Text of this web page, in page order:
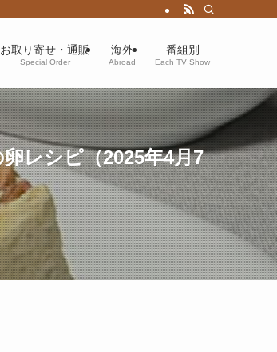
お取り寄せ・通販
Special Order
海外
Abroad
番組別
Each TV Show
レシピ（2025年4月7